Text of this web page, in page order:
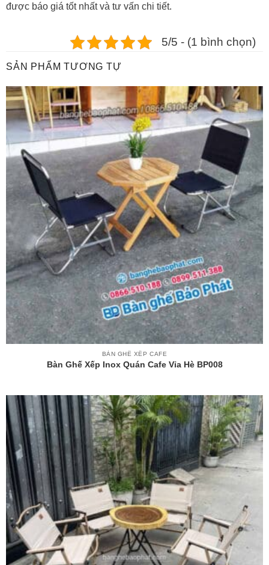
được báo giá tốt nhất và tư vấn chi tiết.
5/5 - (1 bình chọn)
SẢN PHẨM TƯƠNG TỰ
BÀN GHẾ XẾP CAFE
Bàn Ghế Xếp Inox Quán Cafe Vỉa Hè BP008